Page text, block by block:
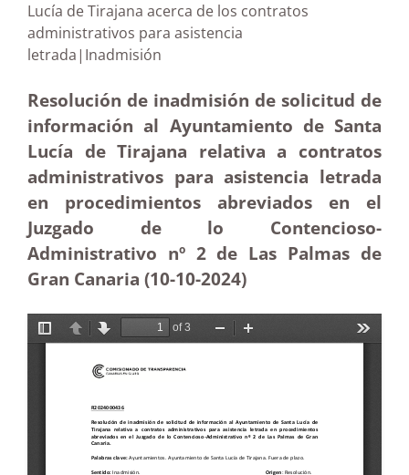
Lucía de Tirajana acerca de los contratos
administrativos para asistencia
letrada|Inadmisión
Resolución de inadmisión de solicitud de
información al Ayuntamiento de Santa
Lucía de Tirajana relativa a contratos
administrativos para asistencia letrada
en procedimientos abreviados en el
Juzgado de lo Contencioso-
Administrativo nº 2 de Las Palmas de
Gran Canaria (10-10-2024)